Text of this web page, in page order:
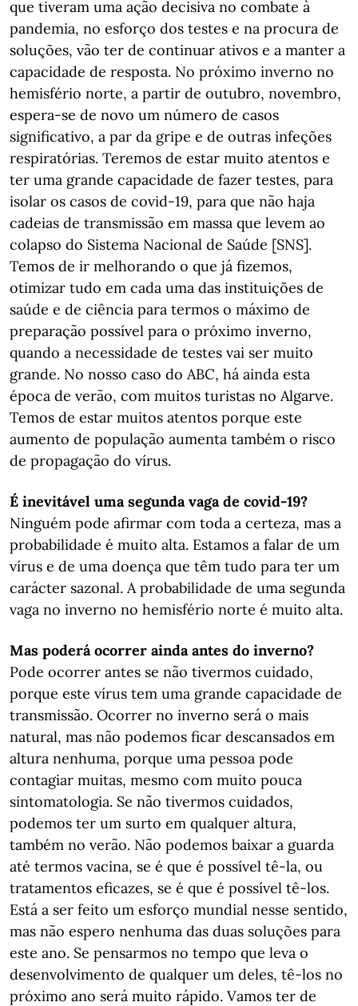
que tiveram uma ação decisiva no combate à
pandemia, no esforço dos testes e na procura de
soluções, vão ter de continuar ativos e a manter a
capacidade de resposta. No próximo inverno no
hemisfério norte, a partir de outubro, novembro,
espera-se de novo um número de casos
significativo, a par da gripe e de outras infeções
respiratórias. Teremos de estar muito atentos e
ter uma grande capacidade de fazer testes, para
isolar os casos de covid-19, para que não haja
cadeias de transmissão em massa que levem ao
colapso do Sistema Nacional de Saúde [SNS].
Temos de ir melhorando o que já fizemos,
otimizar tudo em cada uma das instituições de
saúde e de ciência para termos o máximo de
preparação possível para o próximo inverno,
quando a necessidade de testes vai ser muito
grande. No nosso caso do ABC, há ainda esta
época de verão, com muitos turistas no Algarve.
Temos de estar muitos atentos porque este
aumento de população aumenta também o risco
de propagação do vírus.
É inevitável uma segunda vaga de covid-19?
Ninguém pode afirmar com toda a certeza, mas a
probabilidade é muito alta. Estamos a falar de um
vírus e de uma doença que têm tudo para ter um
carácter sazonal. A probabilidade de uma segunda
vaga no inverno no hemisfério norte é muito alta.
Mas poderá ocorrer ainda antes do inverno?
Pode ocorrer antes se não tivermos cuidado,
porque este vírus tem uma grande capacidade de
transmissão. Ocorrer no inverno será o mais
natural, mas não podemos ficar descansados em
altura nenhuma, porque uma pessoa pode
contagiar muitas, mesmo com muito pouca
sintomatologia. Se não tivermos cuidados,
podemos ter um surto em qualquer altura,
também no verão. Não podemos baixar a guarda
até termos vacina, se é que é possível tê-la, ou
tratamentos eficazes, se é que é possível tê-los.
Está a ser feito um esforço mundial nesse sentido,
mas não espero nenhuma das duas soluções para
este ano. Se pensarmos no tempo que leva o
desenvolvimento de qualquer um deles, tê-los no
próximo ano será muito rápido. Vamos ter de